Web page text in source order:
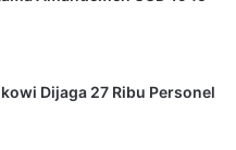
Dijaga 27 Ribu Personel